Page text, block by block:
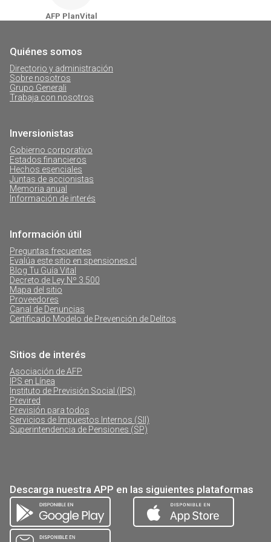
AFP PlanVital
Quiénes somos
Directorio y administración
Sobre nosotros
Grupo Generali
Trabaja con nosotros
Inversionistas
Gobierno corporativo
Estados financieros
Hechos esenciales
Juntas de accionistas
Memoria anual
Información de interés
Información útil
Preguntas frecuentes
Evalúa este sitio en spensiones.cl
Blog Tu Guía Vital
Decreto de Ley Nº 3.500
Mapa del sitio
Proveedores
Canal de Denuncias
Certificado Modelo de Prevención de Delitos
Sitios de interés
Asociación de AFP
IPS en Línea
Instituto de Previsión Social (IPS)
Previred
Previsión para todos
Servicios de Impuestos Internos (SII)
Superintendencia de Pensiones (SP)
Descarga nuestra APP en las siguientes plataformas